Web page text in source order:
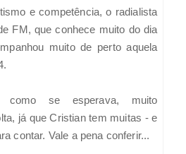
e competência, o radialista
FM, que conhece muito do dia
muito de perto aquela
como se esperava, muito
já que Cristian tem muitas - e
contar. Vale a pena conferir...